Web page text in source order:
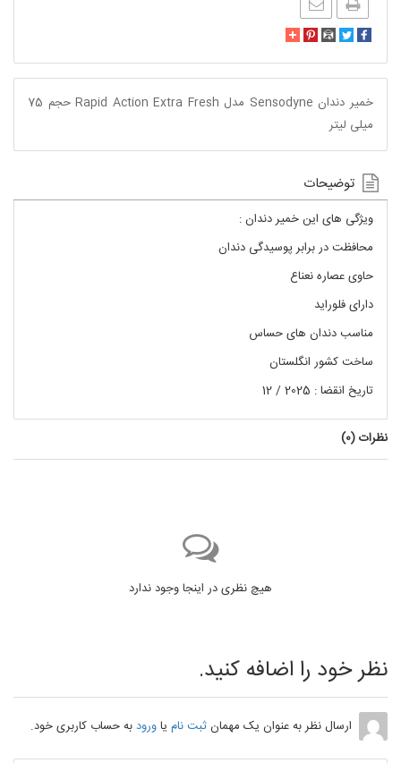
خمیر دندان Sensodyne مدل Rapid Action Extra Fresh حجم 75
میلی لیتر
توضیحات
ویژگی های این خمیر دندان :
محافظت در برابر پوسیدگی دندان
حاوی عصاره نعناع
دارای فلوراید
مناسب دندان های حساس
ساخت کشور انگلستان
تاریخ انقضا : 2025 / 12
نظرات (0
)
هیچ نظری در اینجا وجود ندارد
نظر خود را اضافه کنید.
ارسال نظر به عنوان یک مهمانثبت نام یاورودبه حساب کاربری خود.